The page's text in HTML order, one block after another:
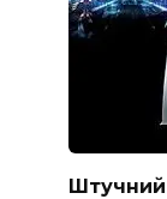
Штучний